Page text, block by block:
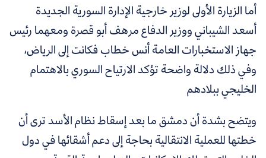
أما الزيارة الأولى لوزير خارجية الإدارة السورية الجديدة
أسعد الشيباني ووزير الدفاع مرهف أبو قصرة ومعهما رئيس
جهاز الاستخبارات العامة أنس خطاب فكانت إلى الرياض،
وفي ذلك دلالة واضحة تؤكد الارتياح السوري بالاهتمام
الخليجي ببلادهم
ويتضح بشدة أن دمشق ما بعد إسقاط نظام الأسد ترى أن
خطتها للعملية الانتقالية بحاجة إلى دعم أشقائها في دول